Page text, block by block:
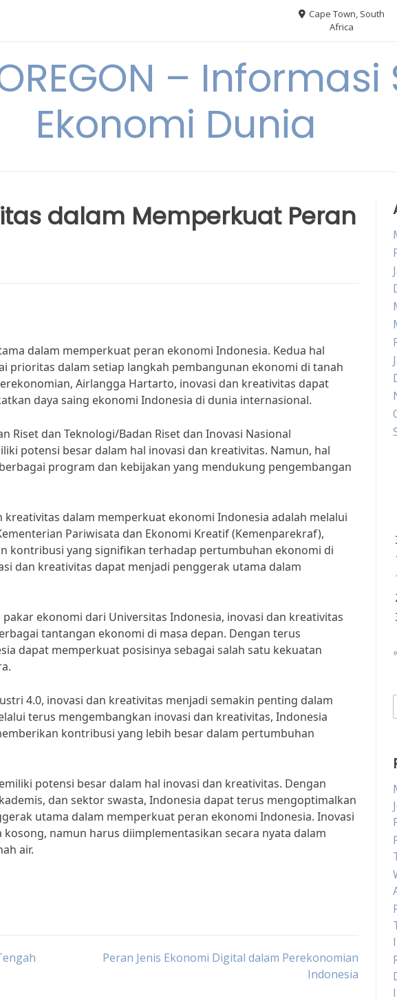
Cape Town, South
Africa
–
Ekonomi Dunia
dalam Memperkuat Peran
dalam memperkuat peran ekonomi Indonesia. Kedua hal
prioritas dalam setiap langkah pembangunan ekonomi di tanah
Airlangga Hartarto, inovasi dan kreativitas dapat
daya saing ekonomi Indonesia di dunia internasional.
dan Teknologi/Badan Riset dan Inovasi Nasional
potensi besar dalam hal inovasi dan kreativitas. Namun, hal
program dan kebijakan yang mendukung pengembangan
dalam memperkuat ekonomi Indonesia adalah melalui
Pariwisata dan Ekonomi Kreatif (Kemenparekraf),
kontribusi yang signifikan terhadap pertumbuhan ekonomi di
dan kreativitas dapat menjadi penggerak utama dalam
ekonomi dari Universitas Indonesia, inovasi dan kreativitas
tantangan ekonomi di masa depan. Dengan terus
dapat memperkuat posisinya sebagai salah satu kekuatan
4.0, inovasi dan kreativitas menjadi semakin penting dalam
terus mengembangkan inovasi dan kreativitas, Indonesia
kontribusi yang lebih besar dalam pertumbuhan
potensi besar dalam hal inovasi dan kreativitas. Dengan
dan sektor swasta, Indonesia dapat terus mengoptimalkan
utama dalam memperkuat peran ekonomi Indonesia. Inovasi
namun harus diimplementasikan secara nyata dalam
air.
Peran Jenis Ekonomi Digital dalam Perekonomian
Indonesia